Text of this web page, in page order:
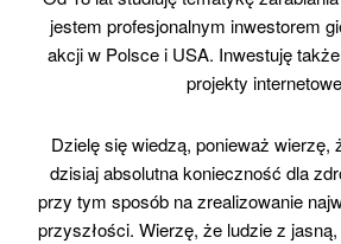
jestem profesjonalnym inwestorem
akcji w Polsce i USA. Inwestuję
projekty
Dzielę się wiedzą, ponieważ wierzę,
dzisiaj absolutna konieczność dla
przy tym sposób na zrealizowanie
przyszłości. Wierzę, że ludzie z